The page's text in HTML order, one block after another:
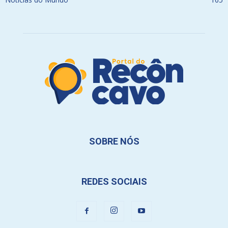
SOBRE NÓS
REDES SOCIAIS